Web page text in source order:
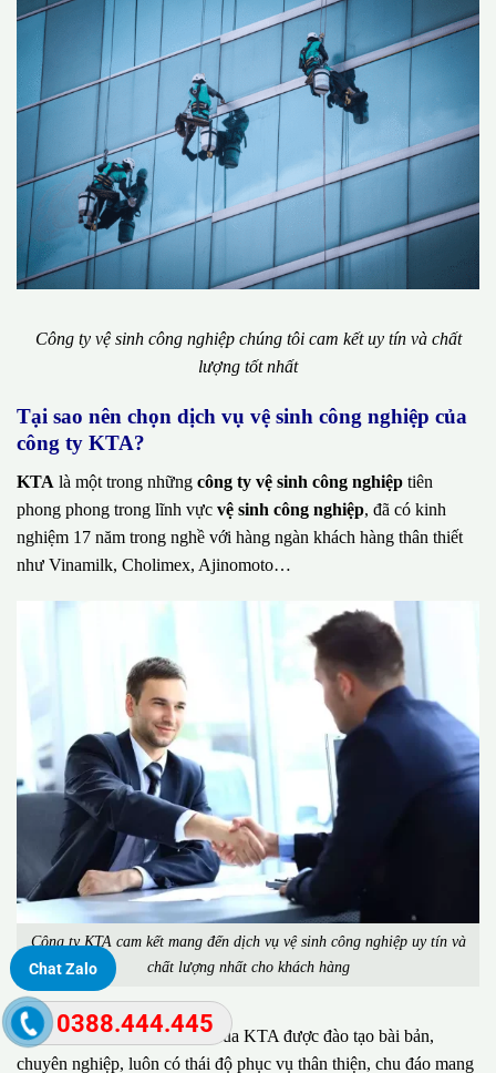
Công ty vệ sinh công nghiệp chúng tôi cam kết uy tín và chất
lượng tốt nhất
Tại sao nên chọn dịch vụ vệ sinh công nghiệp của
công ty KTA?
KTA là một trong những công ty vệ sinh công nghiệp tiên
phong phong trong lĩnh vực vệ sinh công nghiệp, đã có kinh
nghiệm 17 năm trong nghề với hàng ngàn khách hàng thân thiết
như Vinamilk, Cholimex, Ajinomoto…
Công ty KTA cam kết mang đến dịch vụ vệ sinh công nghiệp uy tín và
chất lượng nhất cho khách hàng
Đặc biệt, đội ngũ nhân viên của KTA được đào tạo bài bản,
chuyên nghiệp, luôn có thái độ phục vụ thân thiện, chu đáo mang
Chat Zalo
0388.444.445